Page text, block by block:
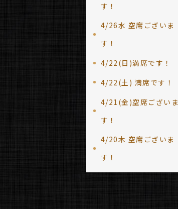
す！
4/26水 空席ございま
す！
4/22(日)満席です！
4/22(土) 満席です！
4/21(金)空席ございま
す！
4/20木 空席ございま
す！